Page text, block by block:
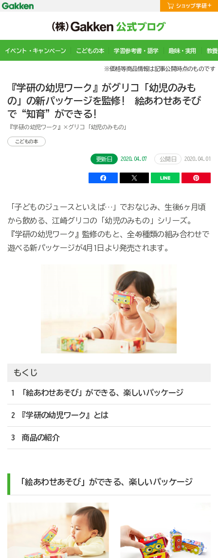
イベント・キャンペーン こどもの本 学習参考書・語学 趣味・実用 教
※価格等商品情報は記事公開時点のものです
『学研の幼児ワーク』がグリコ「幼児のみも
の」の新パッケージを監修! 絵あわせあそび
で“知育”ができる!
『学研の幼児ワーク』×グリコ「幼児のみもの」
こどもの本
更新日 2020.04.07 公開日 2020.04.01
「子どものジュースといえば…」でおなじみ、生後6ヶ月頃
から飲める、江崎グリコの「幼児のみもの」シリーズ。
『学研の幼児ワーク』監修のもと、全49種類の組み合わせで
遊べる新パッケージが4月1日より発売されます。
もくじ
1 「絵あわせあそび」ができる、楽しいパッケージ
2 『学研の幼児ワーク』とは
3 商品の紹介
「絵あわせあそび」ができる、楽しいパッケージ